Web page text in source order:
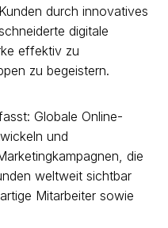
durch innovatives
digitale
effektiv zu
zu begeistern.
Globale Online-
und
die
weltweit sichtbar
Mitarbeiter sowie